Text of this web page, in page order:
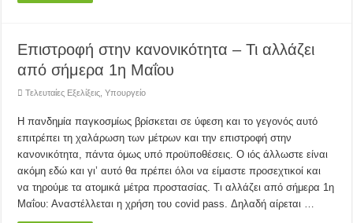
Επιστροφή στην κανονικότητα – Τι αλλάζει
από σήμερα 1η Μαΐου
Τελευταίες Εξελίξεις ,Υπουργείο
Η πανδημία παγκοσμίως βρίσκεται σε ύφεση και το γεγονός αυτό
επιτρέπει τη χαλάρωση των μέτρων και την επιστροφή στην
κανονικότητα, πάντα όμως υπό προϋποθέσεις. Ο ιός άλλωστε είναι
ακόμη εδώ και γι’ αυτό θα πρέπει όλοι να είμαστε προσεχτικοί και
να τηρούμε τα ατομικά μέτρα προστασίας. Τι αλλάζει από σήμερα 1η
Μαΐου: Αναστέλλεται η χρήση του covid pass. Δηλαδή αίρεται …